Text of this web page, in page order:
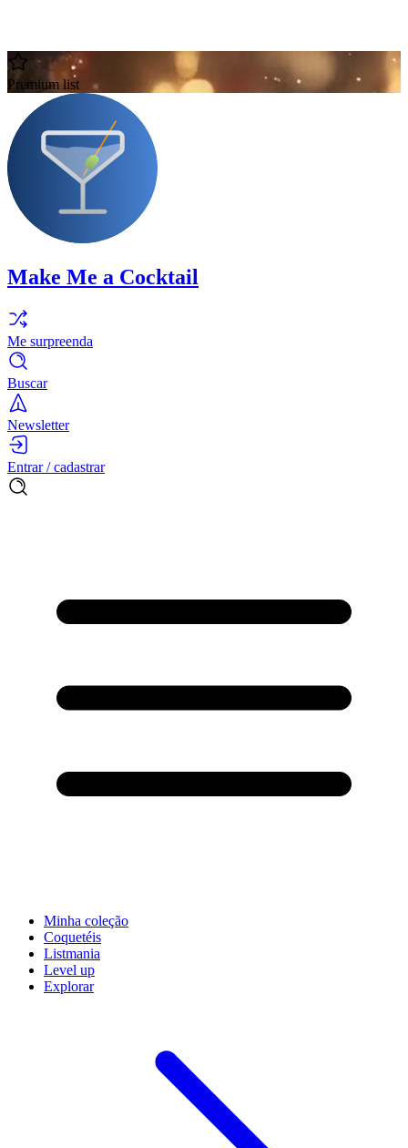
Premium list
Make Me a Cocktail
Me surpreenda
Buscar
Newsletter
Entrar / cadastrar
Minha coleção
Coquetéis
Listmania
Level up
Explorar